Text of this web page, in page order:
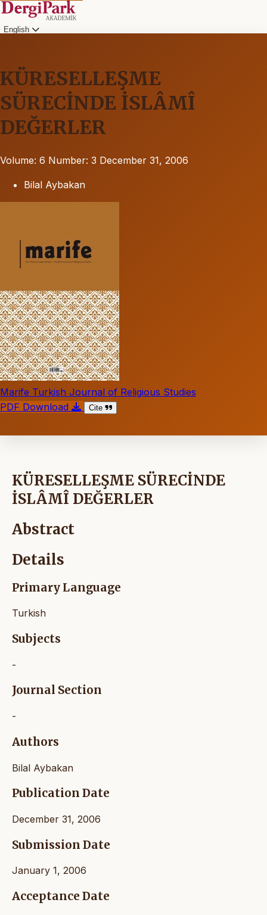
English
KÜRESELLEŞME
SÜRECİNDE İSLÂMÎ
DEĞERLER
Volume: 6 Number: 3 December 31, 2006
Bilal Aybakan
Marife Turkish Journal of Religious Studies
PDF Download
Cite
KÜRESELLEŞME SÜRECİNDE
İSLÂMÎ DEĞERLER
Abstract
Details
Primary Language
Turkish
Subjects
-
Journal Section
-
Authors
Bilal Aybakan
Publication Date
December 31, 2006
Submission Date
January 1, 2006
Acceptance Date